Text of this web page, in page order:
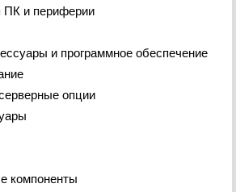
ПК и периферии
и программное обеспечение
опции
компоненты